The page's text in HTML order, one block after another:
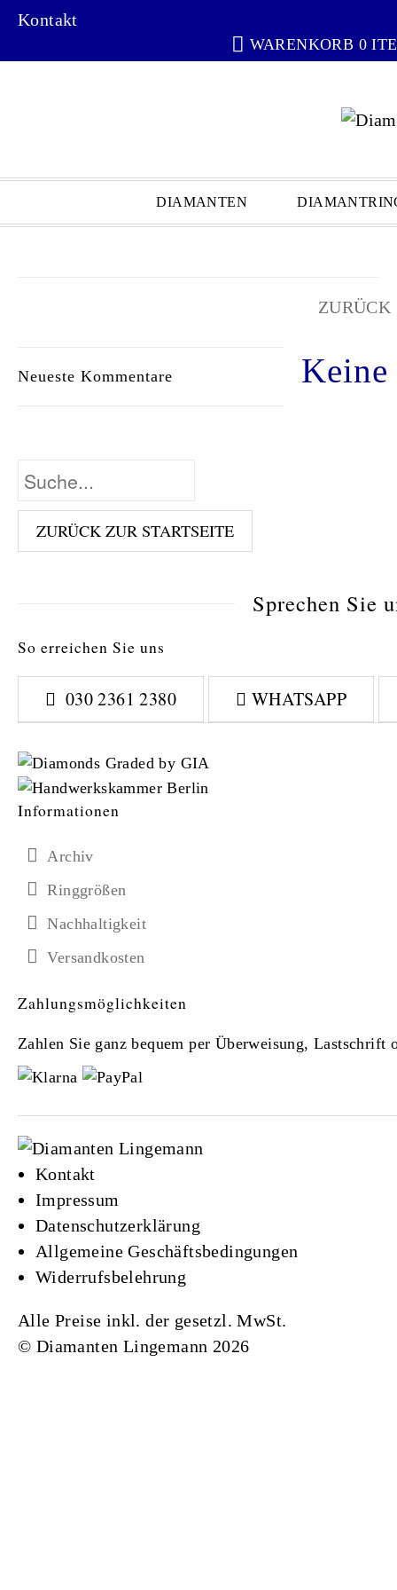
Kontakt
WARENKORB 0
DIAMANTEN
ZURÜCK
Neueste Kommentare Keine
Sprechen Sie
So erreichen Sie uns
030 2361 2380 WHATSAPP
Informationen
Archiv
Ringgrößen
Nachhaltigkeit
Versandkosten
Zahlungsmöglichkeiten
Zahlen Sie ganz bequem per Überweisung,
Kontakt
Impressum
Datenschutzerklärung
Allgemeine Geschäftsbedingungen
Widerrufsbelehrung
Alle Preise inkl. der gesetzl. MwSt.
© Diamanten Lingemann 2026